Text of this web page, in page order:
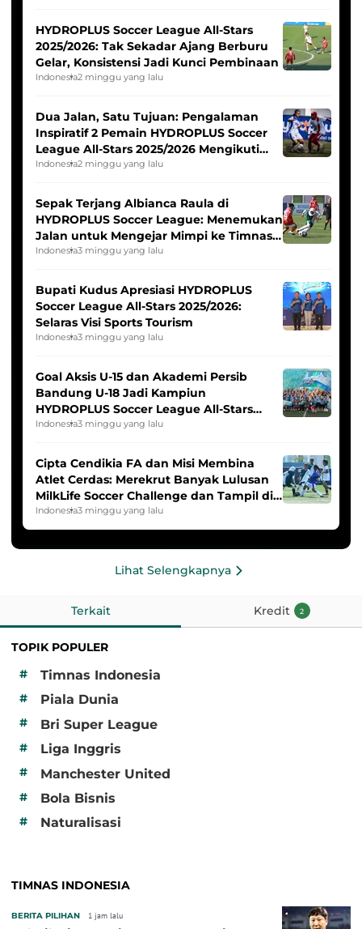
HYDROPLUS Soccer League All-Stars
2025/2026: Tak Sekadar Ajang Berburu
Gelar, Konsistensi Jadi Kunci Pembinaan
Indonesia2 minggu yang lalu
Dua Jalan, Satu Tujuan: Pengalaman
Inspiratif 2 Pemain HYDROPLUS Soccer
League All-Stars 2025/2026 Mengikuti
Seleksi Timnas Indonesia Putri
Indonesia2 minggu yang lalu
Sepak Terjang Albianca Raula di
HYDROPLUS Soccer League: Menemukan
Jalan untuk Mengejar Mimpi ke Timnas
Indonesia Putri
Indonesia3 minggu yang lalu
Bupati Kudus Apresiasi HYDROPLUS
Soccer League All-Stars 2025/2026:
Selaras Visi Sports Tourism
Indonesia3 minggu yang lalu
Goal Aksis U-15 dan Akademi Persib
Bandung U-18 Jadi Kampiun
HYDROPLUS Soccer League All-Stars
2025/2026
Indonesia3 minggu yang lalu
Cipta Cendikia FA dan Misi Membina
Atlet Cerdas: Merekrut Banyak Lulusan
MilkLife Soccer Challenge dan Tampil di
HYDROPLUS Soccer League
Indonesia3 minggu yang lalu
Lihat Selengkapnya
Terkait Kredit 2
TOPIK POPULER
#
Timnas Indonesia
# Piala Dunia
# Bri Super League
# Liga Inggris
# Manchester United
# Bola Bisnis
# Naturalisasi
TIMNAS INDONESIA
BERITA PILIHAN 1 jam lalu